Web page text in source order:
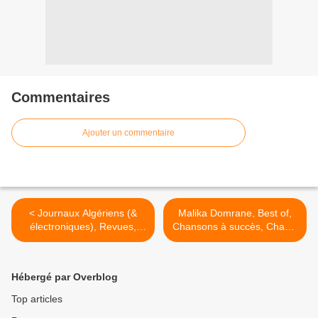
Commentaires
Ajouter un commentaire
< Journaux Algériens (&
électroniques), Revues,
magazines & Presse en
Malika Domrane, Best of,
Chansons à succès, Chants
berbères >
Hébergé par Overblog
Top articles